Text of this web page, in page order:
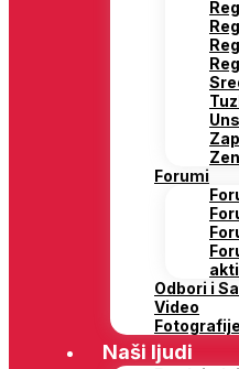
Forumi
Odbori i
Video
Fotografije
Naši ljudi